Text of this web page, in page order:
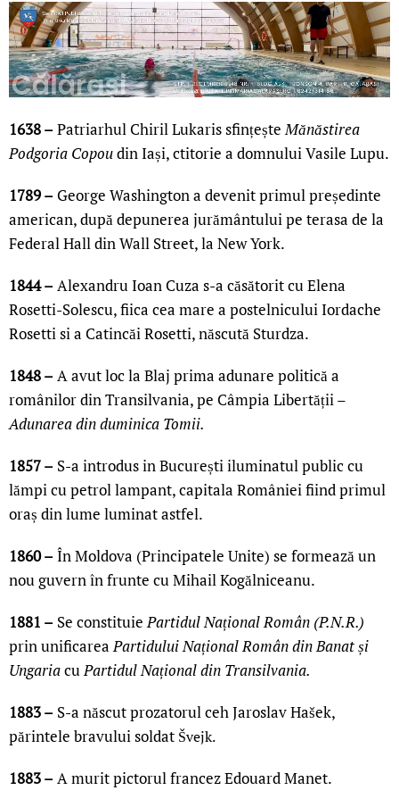
1638 –Patriarhul Chiril Lukaris sfințeșteMănăstirea
Podgoria Copoudin Iași, ctitorie a domnului Vasile Lupu.
1789 – George Washington a devenit primul președinte
american, după depunerea jurământului pe terasa de la
Federal Hall din Wall Street, la New York.
1844 –Alexandru Ioan Cuza s-a căsătorit cu Elena
Rosetti-Solescu, fiica cea mare a postelnicului Iordache
Rosetti si a Catincăi Rosetti, născută Sturdza.
1848 –A avut loc la Blaj prima adunare politică a
românilor din Transilvania, pe Câmpia Libertății –
Adunarea din duminica Tomii.
1857 – S-a introdus in București iluminatul public cu
lămpi cu petrol lampant, capitala României fiind primul
oraș din lume luminat astfel.
1860 –În Moldova (Principatele Unite) se formează un
nou guvern în frunte cu Mihail Kogălniceanu.
1881 – Se constituiePartidul Național Român (P.N.R.)
prin unificareaPartidului Național Român din Banat și
UngariacuPartidul Național din Transilvania.
1883 – S-a născut prozatorul ceh Jaroslav Hašek,
părintele bravului soldat Švejk.
1883 –A murit pictorul francez Edouard Manet.